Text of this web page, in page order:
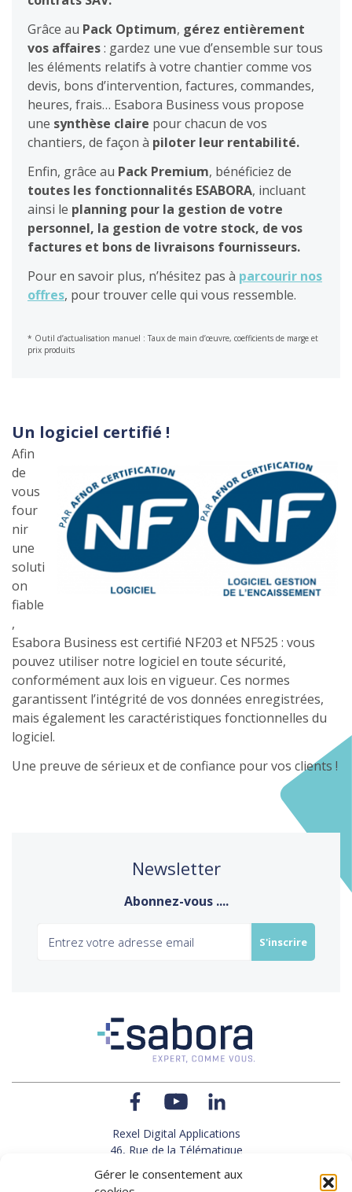
Gérer le consentement aux
Grâce au Pack Optimum, gérez entièrement
vos affaires: gardez une vue d’ensemble sur tous
les éléments relatifs à votre chantier comme vos
devis, bons d’intervention, factures, commandes,
heures, frais… Esabora Business vous propose
une synthèse claire pour chacun de vos
chantiers, de façon à piloter leur rentabilité.
Enfin, grâce au Pack Premium, bénéficiez de
toutes les fonctionnalités ESABORA, incluant
ainsi le planning pour la gestion de votre
personnel, la gestion de votre stock, de vos
factures et bons de livraisons fournisseurs.
Pour en savoir plus, n’hésitez pas à parcourir nos
offres, pour trouver celle qui vous ressemble.
* Outil d’actualisation manuel : Taux de main d’œuvre, coefficients de marge et
prix produits
Un logiciel certifié !
Afin
de
vous
four
nir
une
soluti
on
fiable
,
Esabora Business est certifié NF203 et NF525 : vous
pouvez utiliser notre logiciel en toute sécurité,
conformément aux lois en vigueur. Ces normes
garantissent l’intégrité de vos données enregistrées,
mais également les caractéristiques fonctionnelles du
logiciel.
Une preuve de sérieux et de confiance pour vos clients !
Newsletter
Abonnez-vous ....
Rexel Digital Applications
46, Rue de la Télématique
Le Polygone 42000 SAINT-ETIENNE
TEL : 33(0)4 77 92 28 60